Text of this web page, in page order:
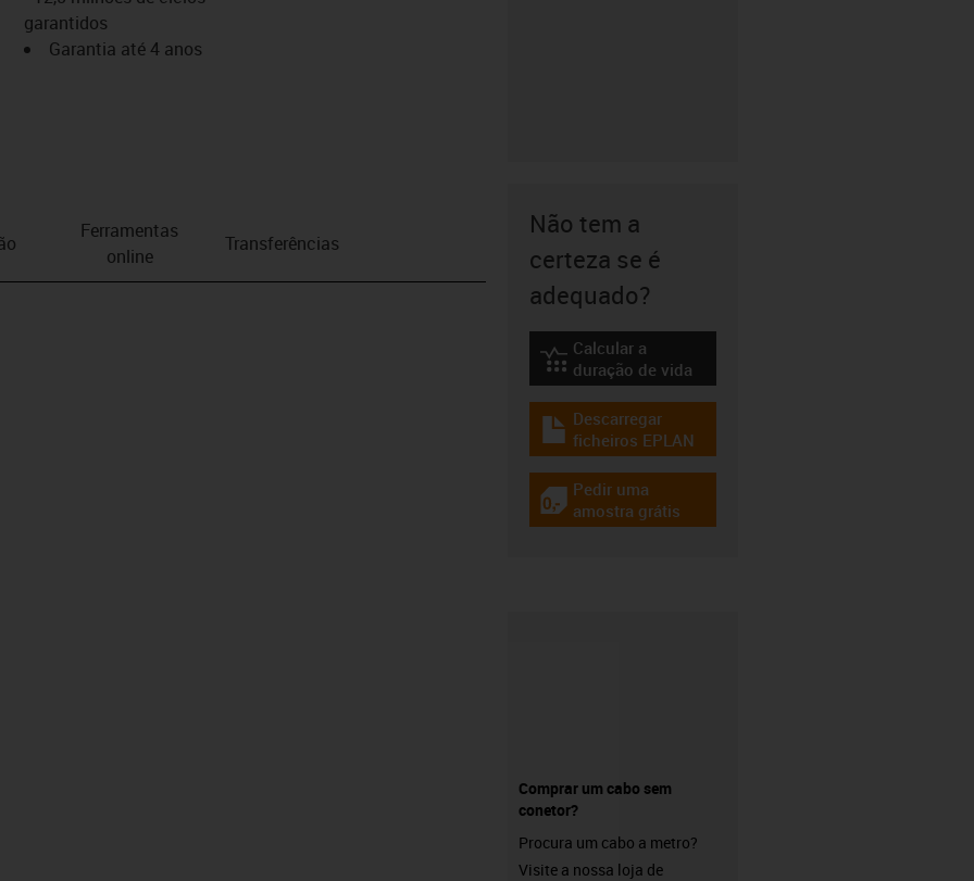
garantidos
Garantia até 4 anos
Ferramentas
online
Transferências
Não tem a
certeza se é
adequado?
igus-icon-lebensdauerrechner
Calcular a
duração de vida
igus-icon-download-plan
Descarregar
ficheiros EPLAN
igus-icon-gratismuster
Pedir uma
amostra grátis
Comprar um cabo sem
conetor?
Procura um cabo a metro?
Visite a nossa loja de